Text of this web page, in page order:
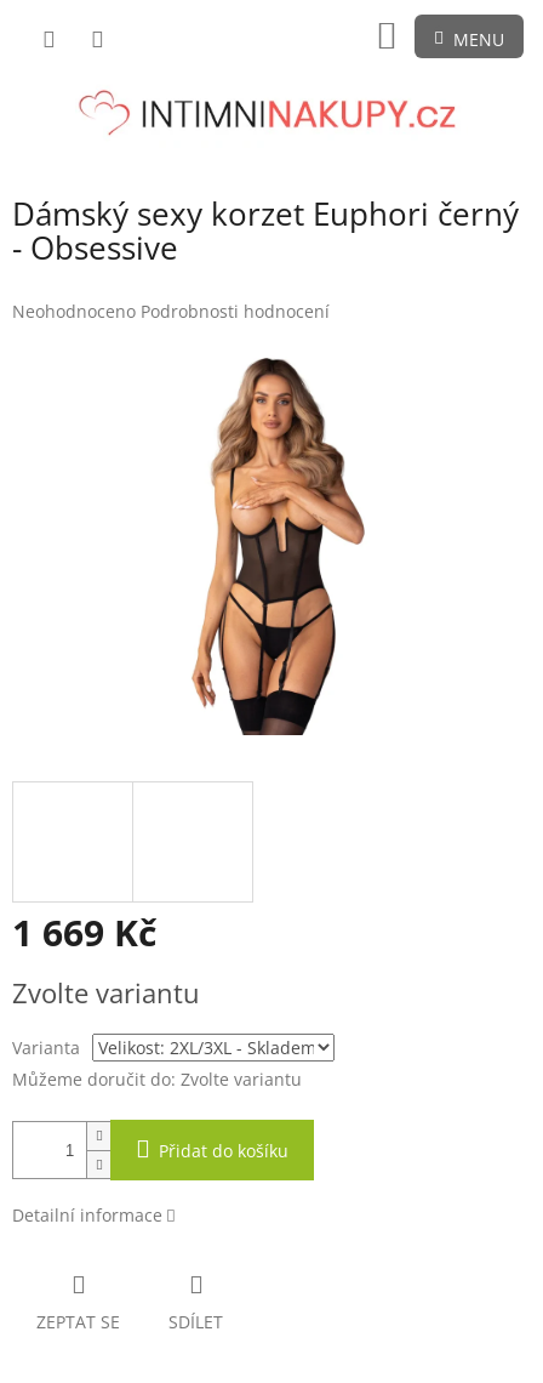
NÁKUPNÍ
KOŠÍK
Dámský sexy korzet Euphori černý
- Obsessive
Průměrné
Neohodnoceno Podrobnosti hodnocení
1 669 Kč
cena:
Zvolte variantu
Varianta
Můžeme doručit do: Zvolte variantu
Přidat do košíku
Detailní informace
ZEPTAT SE SDÍLET